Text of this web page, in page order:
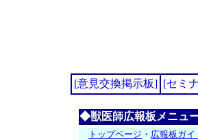
[意見交換掲示板] [セミ
◆獣医師広報板メニュ
トップページ ・ 広報板ガイ